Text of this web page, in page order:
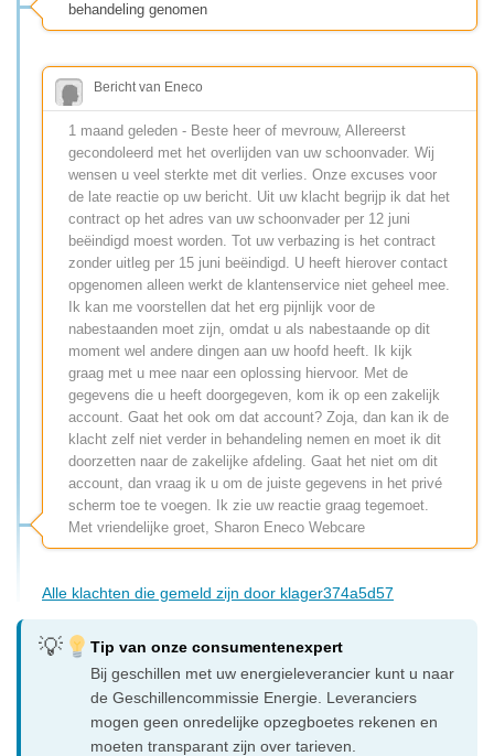
behandeling genomen
Bericht van Eneco
1 maand geleden - Beste heer of mevrouw, Allereerst
gecondoleerd met het overlijden van uw schoonvader. Wij
wensen u veel sterkte met dit verlies. Onze excuses voor
de late reactie op uw bericht. Uit uw klacht begrijp ik dat het
contract op het adres van uw schoonvader per 12 juni
beëindigd moest worden. Tot uw verbazing is het contract
zonder uitleg per 15 juni beëindigd. U heeft hierover contact
opgenomen alleen werkt de klantenservice niet geheel mee.
Ik kan me voorstellen dat het erg pijnlijk voor de
nabestaanden moet zijn, omdat u als nabestaande op dit
moment wel andere dingen aan uw hoofd heeft. Ik kijk
graag met u mee naar een oplossing hiervoor. Met de
gegevens die u heeft doorgegeven, kom ik op een zakelijk
account. Gaat het ook om dat account? Zoja, dan kan ik de
klacht zelf niet verder in behandeling nemen en moet ik dit
doorzetten naar de zakelijke afdeling. Gaat het niet om dit
account, dan vraag ik u om de juiste gegevens in het privé
scherm toe te voegen. Ik zie uw reactie graag tegemoet.
Met vriendelijke groet, Sharon Eneco Webcare
Alle klachten die gemeld zijn door klager374a5d57
Tip van onze consumentenexpert
Bij geschillen met uw energieleverancier kunt u naar
de Geschillencommissie Energie. Leveranciers
mogen geen onredelijke opzegboetes rekenen en
moeten transparant zijn over tarieven.